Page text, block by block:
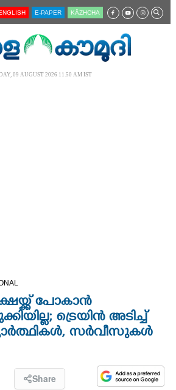
E-PAPER KĀZHCHA
09 AUGUST 2026 11.50 AM IST
പോകാൻ
ട്രെയിൻ അടിച്ച്
സർവീസുകൾ
Share